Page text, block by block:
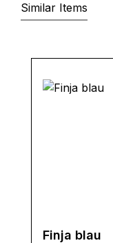
Similar Items
Finja blau